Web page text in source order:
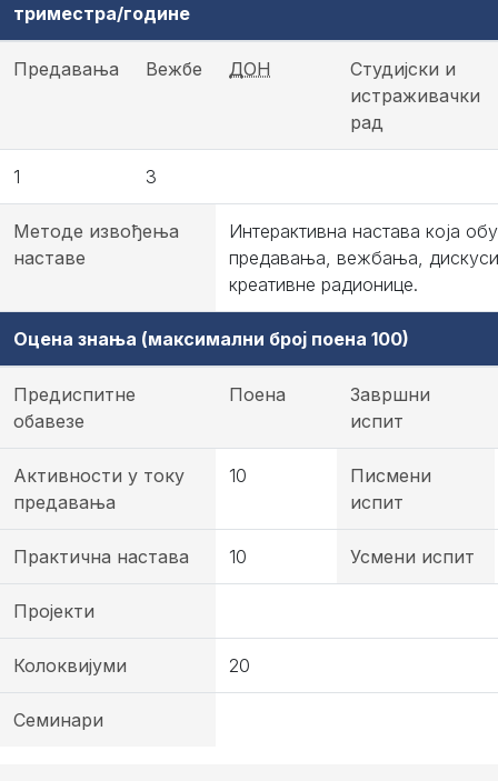
триместра/године
Предавања Вежбе ДОН
Студијски и
истраживачки
рад
1 3
Методе извођења
наставе
Интерактивна настава која
предавања, вежбања,
креативне радионице.
Оцена знања (максимални број поена 100)
Предиспитне
обавезе
Поена
Завршни
испит
Активности у току
предавања
10
Писмени
испит
Практична настава 10 Усмени испит
Пројекти
Колоквијуми 20
Семинари